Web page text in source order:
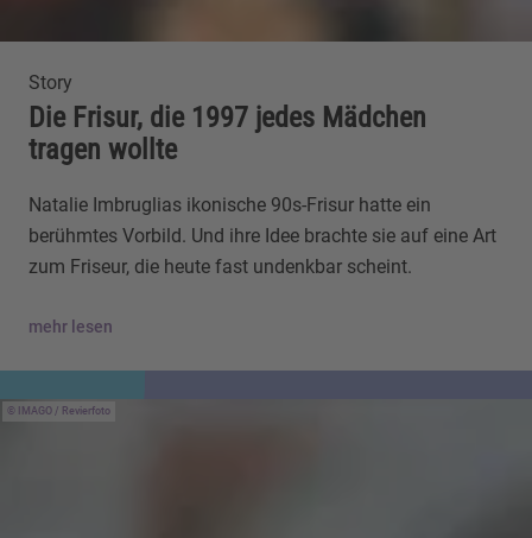
Story
Die Frisur, die 1997 jedes Mädchen
tragen wollte
Natalie Imbruglias ikonische 90s-Frisur hatte ein
berühmtes Vorbild. Und ihre Idee brachte sie auf eine Art
zum Friseur, die heute fast undenkbar scheint.
mehr lesen
IMAGO / Revierfoto